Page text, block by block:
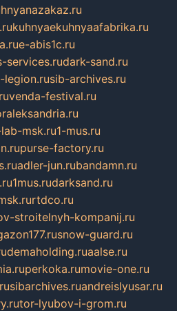
kuhnyaekuhnyaafabrika.ru
e-abis1c.ru
services.rudark-sand.ru
legion.rusib-archives.ru
venda-festival.ru
msk.ru1-mus.ru
purse-factory.ru
adler-jun.rubandamn.ru
1mus.rudarksand.ru
rtdco.ru
stroitelnyh-kompanij.ru
snow-guard.ru
demaholding.ruaalse.ru
perkoka.rumovie-one.ru
sibarchives.ruandreislyusar.ru
tor-lyubov-i-grom.ru